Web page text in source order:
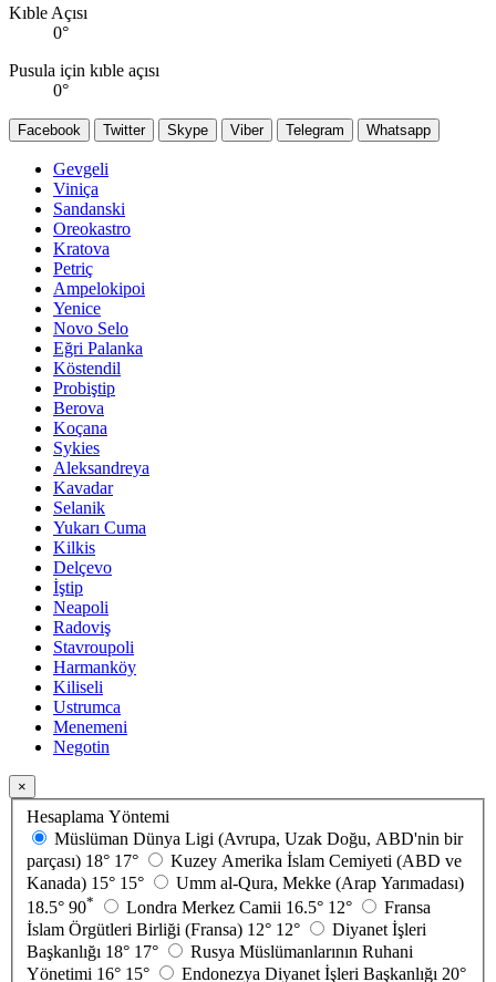
Kıble Açısı
0°
Pusula için kıble açısı
0°
Facebook Twitter Skype Viber Telegram Whatsapp
Gevgeli
Viniça
Sandanski
Oreokastro
Kratova
Petriç
Ampelokipoi
Yenice
Novo Selo
Eğri Palanka
Köstendil
Probiştip
Berova
Koçana
Sykies
Aleksandreya
Kavadar
Selanik
Yukarı Cuma
Kilkis
Delçevo
İştip
Neapoli
Radoviş
Stavroupoli
Harmanköy
Kiliseli
Ustrumca
Menemeni
Negotin
×
Hesaplama Yöntemi
Müslüman Dünya Ligi (Avrupa, Uzak Doğu, ABD'nin bir
parçası) 18° 17°
Kuzey Amerika İslam Cemiyeti (ABD ve
Kanada) 15° 15°
Umm al-Qura, Mekke (Arap Yarımadası)
18.5° 90* Londra Merkez Camii 16.5° 12°
Fransa
İslam Örgütleri Birliği (Fransa) 12° 12°
Diyanet İşleri
Başkanlığı 18° 17°
Rusya Müslümanlarının Ruhani
Yönetimi 16° 15° Endonezya Diyanet İşleri Başkanlığı 20°